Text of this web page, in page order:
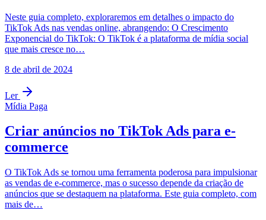
Neste guia completo, exploraremos em detalhes o impacto do
TikTok Ads nas vendas online, abrangendo: O Crescimento
Exponencial do TikTok: O TikTok é a plataforma de mídia social
que mais cresce no…
8 de abril de 2024
Ler
Mídia Paga
Criar anúncios no TikTok Ads para e-
commerce
O TikTok Ads se tornou uma ferramenta poderosa para impulsionar
as vendas de e-commerce, mas o sucesso depende da criação de
anúncios que se destaquem na plataforma. Este guia completo, com
mais de…